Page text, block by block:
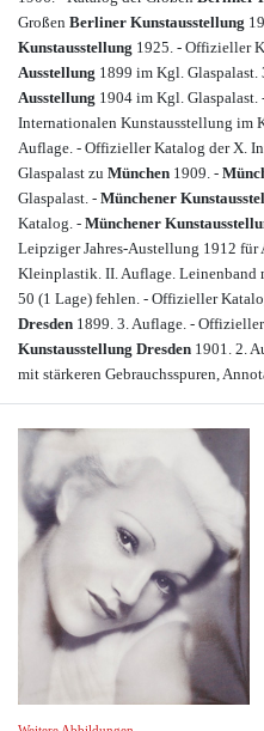
Großen Berliner Kunstausstellung
Kunstausstellung 1925. - Offizieller
Ausstellung 1899 im Kgl. Glaspalast.
Ausstellung 1904 im Kgl.
Internationalen Kunstausstellung im
Auflage. - Offizieller Katalog der X.
Glaspalast zu München 1909. -
Glaspalast. - Münchener
Katalog. - Münchener
Leipziger Jahres-Austellung 1912
Kleinplastik. II. Auflage. Leinenband
50 (1 Lage) fehlen. - Offizieller
Dresden 1899. 3. Auflage. -
Kunstausstellung Dresden 1901. 2.
mit stärkeren Gebrauchsspuren,